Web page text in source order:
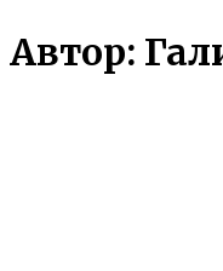
Автор: